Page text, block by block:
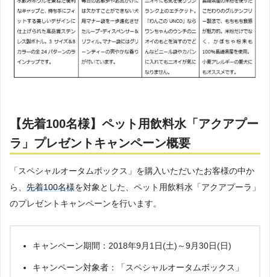
【先着100名様】ペット用飲料水「アクアプー
ラ」プレゼントキャンペーン概要
「スペシャルオータムボックス」を購入いただいたお客様の中か
ら、 先着100名様を対象とした、ペット用飲料水「アクアプーラ」
のプレゼントキャンペーンを行います。
キャンペーン期間：2018年9月1日(土)～9月30日(日)
キャンペーン対象者：「スペシャルオータムボックス」